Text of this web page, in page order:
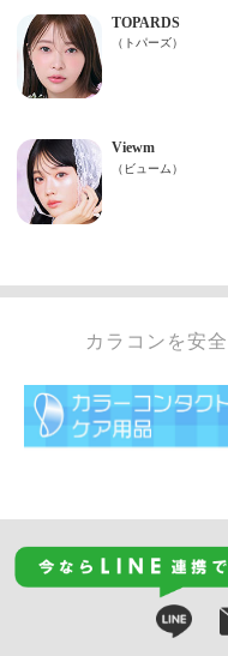
カラコンを安